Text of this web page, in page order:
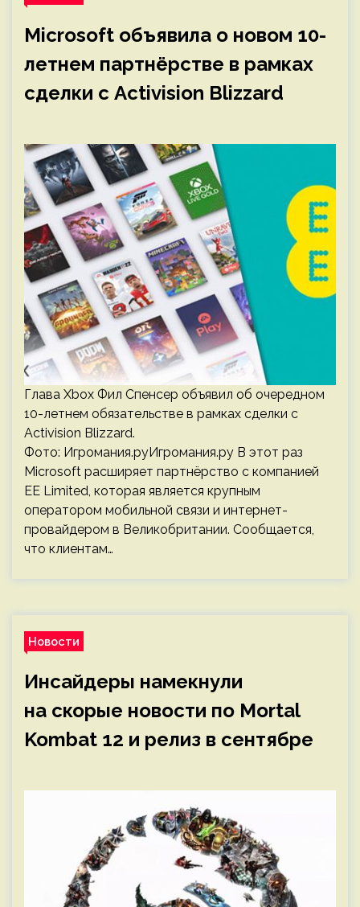
Microsoft объявила о новом 10-
летнем партнёрстве в рамках
сделки с Activision Blizzard
Глава Xbox Фил Спенсер объявил об очередном
10-летнем обязательстве в рамках сделки с
Activision Blizzard.
Фото: Игромания.руИгромания.ру В этот раз
Microsoft расширяет партнёрство с компанией
EE Limited, которая является крупным
оператором мобильной связи и интернет-
провайдером в Великобритании. Сообщается,
что клиентам…
Новости
Инсайдеры намекнули
на скорые новости по Mortal
Kombat 12 и релиз в сентябре